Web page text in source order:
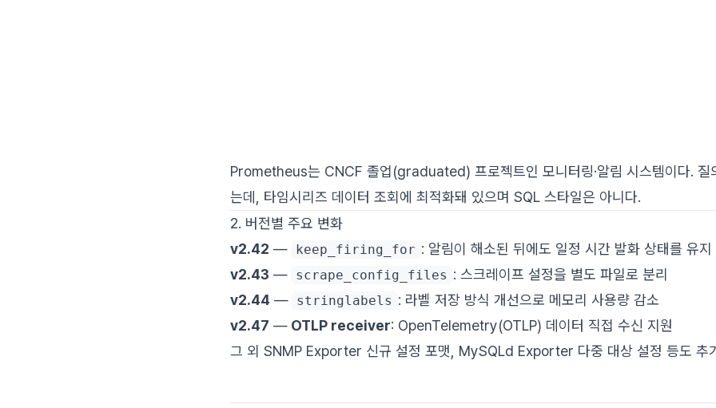
Prometheus는 CNCF 졸업(graduated) 프로젝트인 모니터링·알림 시스템이다. 질
는데, 타임시리즈 데이터 조회에 최적화돼 있으며 SQL 스타일은 아니다.
2. 버전별 주요 변화
v2.42 — keep_firing_for : 알림이 해소된 뒤에도 일정 시간 발화 상태를 유지
v2.43 — scrape_config_files : 스크레이프 설정을 별도 파일로 분리
v2.44 — stringlabels : 라벨 저장 방식 개선으로 메모리 사용량 감소
v2.47 — OTLP receiver: OpenTelemetry(OTLP) 데이터 직접 수신 지원
그 외 SNMP Exporter 신규 설정 포맷, MySQLd Exporter 다중 대상 설정 등도 추